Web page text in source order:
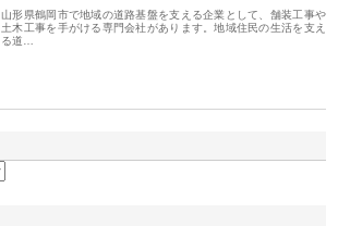
山形県鶴岡市で地域の道路基盤を支える企業として、舗装工事や
土木工事を手がける専門会社があります。地域住民の生活を支え
る道…